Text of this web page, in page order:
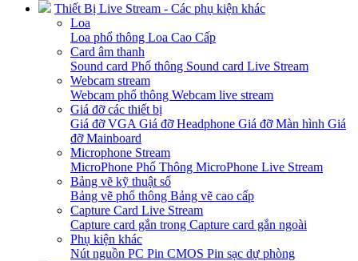
Thiết Bị Live Stream - Các phụ kiện khác
Loa
Loa phổ thông Loa Cao Cấp
Card âm thanh
Sound card Phổ thông Sound card Live Stream
Webcam stream
Webcam phổ thông Webcam live stream
Giá đỡ các thiết bị
Giá đỡ VGA Giá đỡ Headphone Giá đỡ Màn hình Giá
đỡ Mainboard
Microphone Stream
MicroPhone Phổ Thông MicroPhone Live Stream
Bảng vẽ kỹ thuật số
Bảng vẽ phổ thông Bảng vẽ cao cấp
Capture Card Live Stream
Capture card gắn trong Capture card gắn ngoài
Phụ kiện khác
Nút nguồn PC Pin CMOS Pin sạc dự phòng